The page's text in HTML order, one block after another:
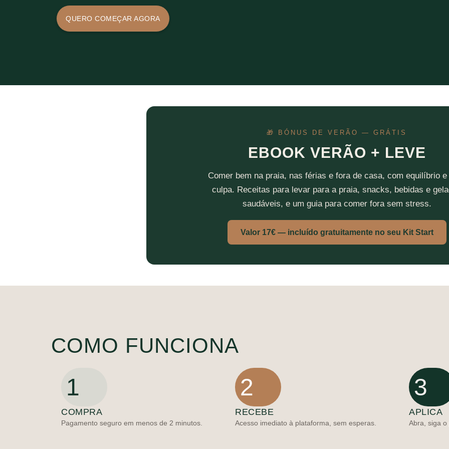
QUERO COMEÇAR AGORA
🎁 BÓNUS DE VERÃO — GRÁTIS
EBOOK VERÃO + LEVE
Comer bem na praia, nas férias e fora de casa, com equilíbrio e
culpa. Receitas para levar para a praia, snacks, bebidas e
saudáveis, e um guia para comer fora sem stress.
Valor 17€ — incluído gratuitamente no seu Kit Start
COMO FUNCIONA
1
COMPRA
Pagamento seguro em menos de 2 minutos.
2
RECEBE
Acesso imediato à plataforma, sem esperas.
3
APLICA
Abra, siga o